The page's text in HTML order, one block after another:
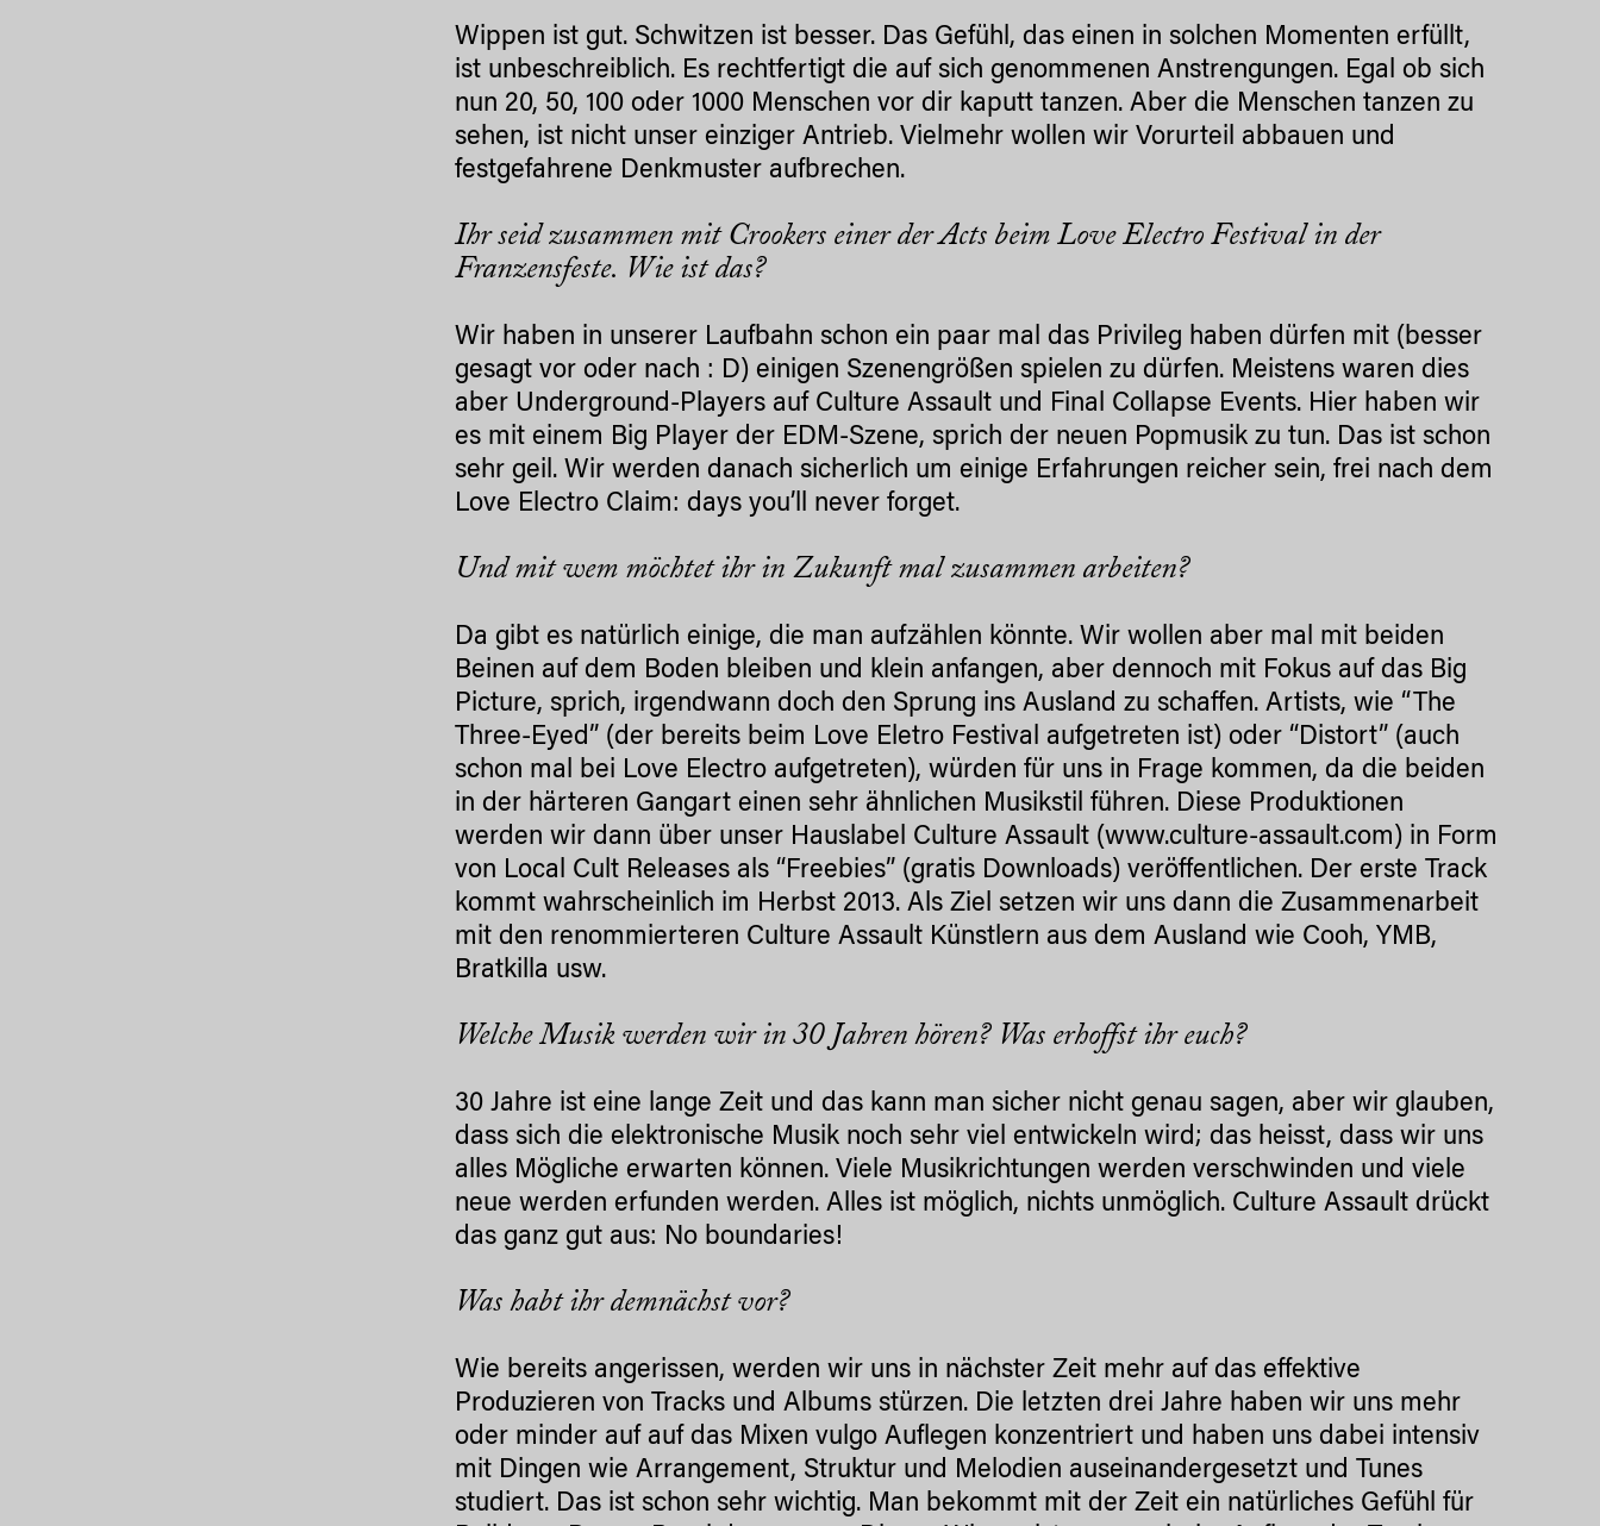
Wippen ist gut. Schwitzen ist besser. Das Gefühl, das einen in solchen Momenten erfüllt,
ist unbeschreiblich. Es rechtfertigt die auf sich genommenen Anstrengungen. Egal ob sich
nun 20, 50, 100 oder 1000 Menschen vor dir kaputt tanzen. Aber die Menschen tanzen zu
sehen, ist nicht unser einziger Antrieb. Vielmehr wollen wir Vorurteil abbauen und
festgefahrene Denkmuster aufbrechen.
Ihr seid zusammen mit Crookers einer der Acts beim Love Electro Festival in der
Franzensfeste. Wie ist das?
Wir haben in unserer Laufbahn schon ein paar mal das Privileg haben dürfen mit (besser
gesagt vor oder nach : D) einigen Szenengrößen spielen zu dürfen. Meistens waren dies
aber Underground-Players auf Culture Assault und Final Collapse Events. Hier haben wir
es mit einem Big Player der EDM-Szene, sprich der neuen Popmusik zu tun. Das ist schon
sehr geil. Wir werden danach sicherlich um einige Erfahrungen reicher sein, frei nach dem
Love Electro Claim: days you’ll never forget.
Und mit wem möchtet ihr in Zukunft mal zusammen arbeiten?
Da gibt es natürlich einige, die man aufzählen könnte. Wir wollen aber mal mit beiden
Beinen auf dem Boden bleiben und klein anfangen, aber dennoch mit Fokus auf das Big
Picture, sprich, irgendwann doch den Sprung ins Ausland zu schaffen. Artists, wie “The
Three-Eyed” (der bereits beim Love Eletro Festival aufgetreten ist) oder “Distort” (auch
schon mal bei Love Electro aufgetreten), würden für uns in Frage kommen, da die beiden
in der härteren Gangart einen sehr ähnlichen Musikstil führen. Diese Produktionen
werden wir dann über unser Hauslabel Culture Assault (www.culture-assault.com) in Form
von Local Cult Releases als “Freebies” (gratis Downloads) veröffentlichen. Der erste Track
kommt wahrscheinlich im Herbst 2013. Als Ziel setzen wir uns dann die Zusammenarbeit
mit den renommierteren Culture Assault Künstlern aus dem Ausland wie Cooh, YMB,
Bratkilla usw.
Welche Musik werden wir in 30 Jahren hören? Was erhoffst ihr euch?
30 Jahre ist eine lange Zeit und das kann man sicher nicht genau sagen, aber wir glauben,
dass sich die elektronische Musik noch sehr viel entwickeln wird; das heisst, dass wir uns
alles Mögliche erwarten können. Viele Musikrichtungen werden verschwinden und viele
neue werden erfunden werden. Alles ist möglich, nichts unmöglich. Culture Assault drückt
das ganz gut aus: No boundaries!
Was habt ihr demnächst vor?
Wie bereits angerissen, werden wir uns in nächster Zeit mehr auf das effektive
Produzieren von Tracks und Albums stürzen. Die letzten drei Jahre haben wir uns mehr
oder minder auf auf das Mixen vulgo Auflegen konzentriert und haben uns dabei intensiv
mit Dingen wie Arrangement, Struktur und Melodien auseinandergesetzt und Tunes
studiert. Das ist schon sehr wichtig. Man bekommt mit der Zeit ein natürliches Gefühl für